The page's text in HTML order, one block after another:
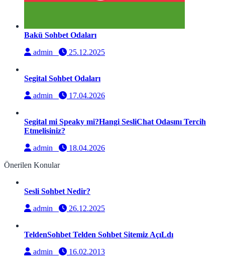
Bakü Sohbet Odaları
admin
25.12.2025
Segital Sohbet Odaları
admin
17.04.2026
Segital mi Speaky mi?Hangi SesliChat Odasını Tercih
Etmelisiniz?
admin
18.04.2026
Önerilen Konular
Sesli Sohbet Nedir?
admin
26.12.2025
TeldenSohbet Telden Sohbet Sitemiz AçıLdı
admin
16.02.2013